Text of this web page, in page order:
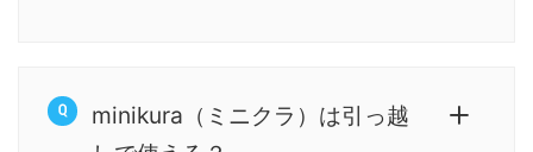
minikura（ミニクラ）は引っ越